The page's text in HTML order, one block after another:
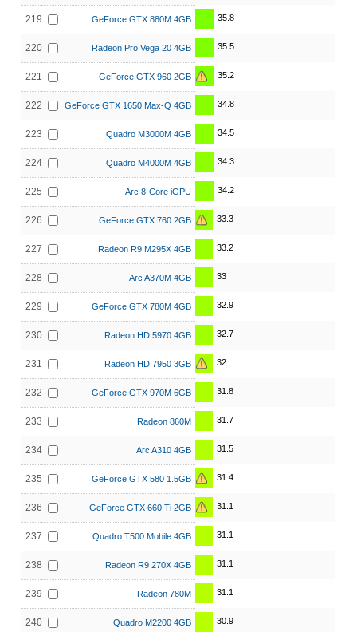
219 GeForce GTX 880M 4GB 35.8
220 Radeon Pro Vega 20 4GB 35.5
221 GeForce GTX 960 2GB 35.2
222 GeForce GTX 1650 Max-Q 4GB 34.8
223 Quadro M3000M 4GB 34.5
224 Quadro M4000M 4GB 34.3
225 Arc 8-Core iGPU 34.2
226 GeForce GTX 760 2GB 33.3
227 Radeon R9 M295X 4GB 33.2
228 Arc A370M 4GB 33
229 GeForce GTX 780M 4GB 32.9
230 Radeon HD 5970 4GB 32.7
231 Radeon HD 7950 3GB 32
232 GeForce GTX 970M 6GB 31.8
233 Radeon 860M 31.7
234 Arc A310 4GB 31.5
235 GeForce GTX 580 1.5GB 31.4
236 GeForce GTX 660 Ti 2GB 31.1
237 Quadro T500 Mobile 4GB 31.1
238 Radeon R9 270X 4GB 31.1
239 Radeon 780M 31.1
240 Quadro M2200 4GB 30.9